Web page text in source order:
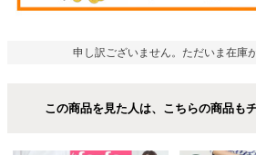
申し訳ございません。ただいま在庫
この商品を見た人は、こちらの商品も